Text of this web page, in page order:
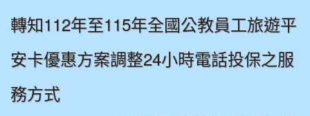
轉知112年至115年全國公教員工旅遊平
安卡優惠方案調整24小時電話投保之服
務方式